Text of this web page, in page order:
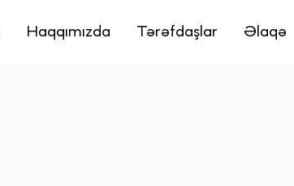
Haqqımızda Tərəfdaşlar Əlaqə